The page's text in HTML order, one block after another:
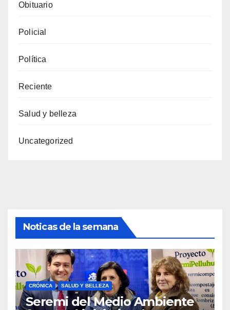
Obituario
Policial
Política
Reciente
Salud y belleza
Uncategorized
Noticas de la semana
CRÓNICA SALUD Y BELLEZA
Seremi del Medio Ambiente